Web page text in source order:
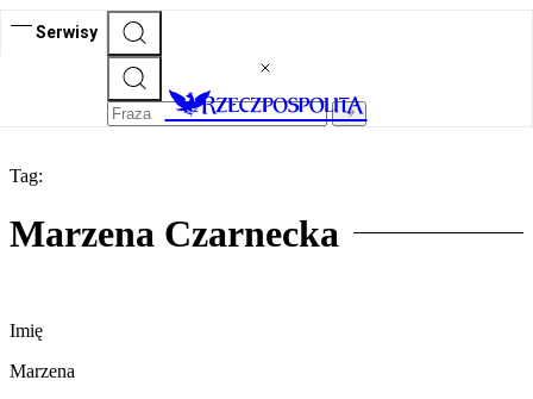
Serwisy
Tag:
Marzena Czarnecka
Imię
Marzena